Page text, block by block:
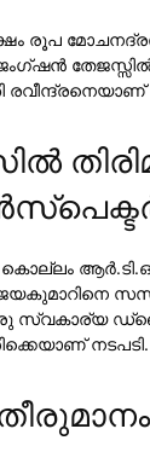
രൂപ
ജംഗ്ഷന്‍
ആര്‍.ടി.ഒ
നടപടി.